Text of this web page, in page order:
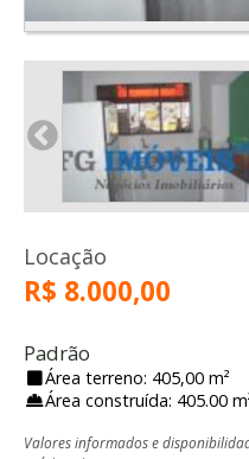
Locação
R$ 8.000,00
Padrão
Área terreno: 405,00 m²
Área construída: 405.00
Valores informados e